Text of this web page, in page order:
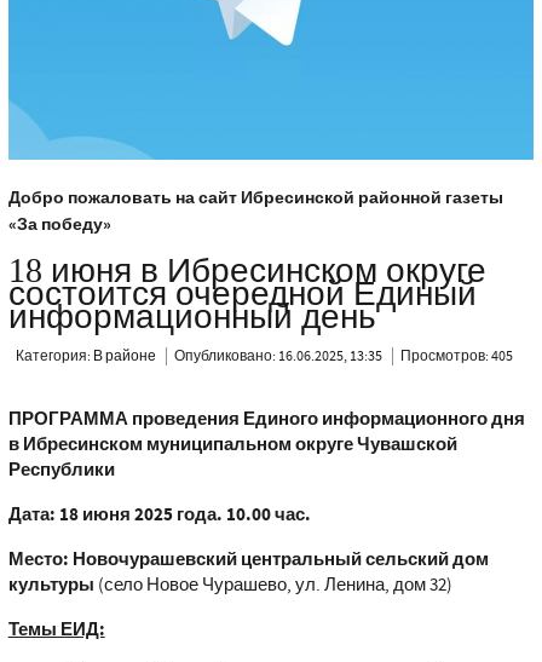
Добро пожаловать на сайт Ибресинской районной газеты
«За победу»
18 июня в Ибресинском округе
состоится очередной Единый
информационный день
Категория: В районе Опубликовано: 16.06.2025, 13:35 Просмотров: 405
ПРОГРАММАпроведения Единого информационного дня
в Ибресинском муниципальном округе Чувашской
Республики
Дата: 18 июня 2025 года. 10.00 час.
Место: Новочурашевский центральный сельский дом
культуры (село Новое Чурашево, ул. Ленина, дом 32)
Темы ЕИД: